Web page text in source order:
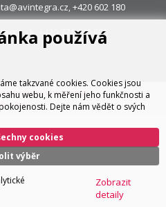
, +420 602 180
, +420 771 140 900
práva vyhrazena
s.r.o.
používá
takzvané cookies. Cookies jsou
webu, k měření jeho funkčnosti a
Dejte nám vědět o svých
výběr
cookies
Zobrazit
detaily